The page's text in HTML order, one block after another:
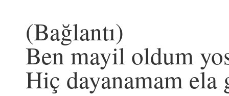
(Bağlantı)
Ben mayil oldum
Hiç dayanamam ela